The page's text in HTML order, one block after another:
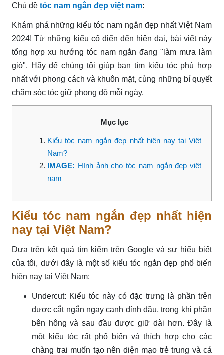
Chủ đề tóc nam ngắn đẹp việt nam:
Khám phá những kiểu tóc nam ngắn đẹp nhất Việt Nam
2024! Từ những kiểu cổ điển đến hiện đại, bài viết này
tổng hợp xu hướng tóc nam ngắn đang "làm mưa làm
gió". Hãy để chúng tôi giúp bạn tìm kiểu tóc phù hợp
nhất với phong cách và khuôn mặt, cùng những bí quyết
chăm sóc tóc giữ phong độ mỗi ngày.
Mục lục
Kiểu tóc nam ngắn đẹp nhất hiện nay tại Việt
Nam?
IMAGE: Hình ảnh cho tóc nam ngắn đẹp việt
nam
Kiểu tóc nam ngắn đẹp nhất hiện
nay tại Việt Nam?
Dựa trên kết quả tìm kiếm trên Google và sự hiểu biết
của tôi, dưới đây là một số kiểu tóc ngắn đẹp phổ biến
hiện nay tại Việt Nam:
Undercut: Kiểu tóc này có đặc trưng là phần trên
được cắt ngắn ngay cạnh đỉnh đầu, trong khi phần
bên hông và sau đầu được giữ dài hơn. Đây là
một kiểu tóc rất phổ biến và thích hợp cho các
chàng trai muốn tạo nên diện mạo trẻ trung và cá